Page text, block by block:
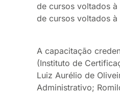
de cursos voltados à
de cursos voltados à
A capacitação
(Instituto de
Luiz Aurélio de
Administrativo;